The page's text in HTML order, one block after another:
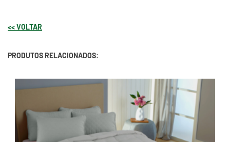
<< VOLTAR
PRODUTOS RELACIONADOS: